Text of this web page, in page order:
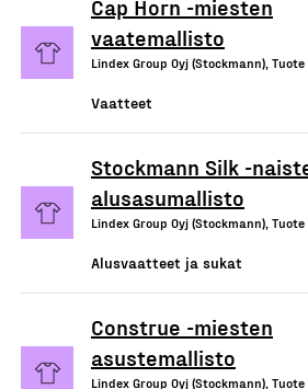
Cap Horn -miesten
vaatemallisto
Lindex Group Oyj (Stockmann), Tuote
Vaatteet
Stockmann Silk -
alusasumallisto
Lindex Group Oyj (Stockmann), Tuote
Alusvaatteet ja sukat
Construe -miesten
asustemallisto
Lindex Group Oyj (Stockmann), Tuote